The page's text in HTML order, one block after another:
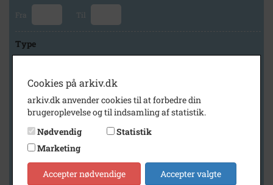
Fra Til
Type
Arkiv
Faxe Kommunes Arkiver
Cookies på arkiv.dk
arkiv.dk anvender cookies til at forbedre din
brugeroplevelse og til indsamling af statistik.
Nødvendig
Statistik
Marketing
Accepter nødvendige Accepter valgte